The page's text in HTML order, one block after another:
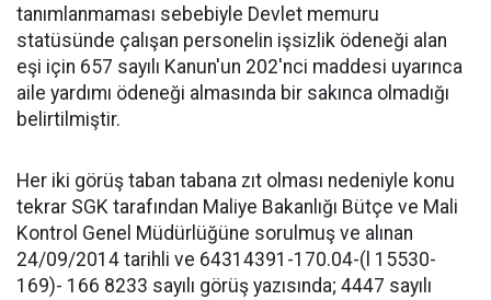
tanımlanmaması sebebiyle Devlet memuru
statüsünde çalışan personelin işsizlik ödeneği alan
eşi için 657 sayılı Kanun'un 202'nci maddesi uyarınca
aile yardımı ödeneği almasında bir sakınca olmadığı
belirtilmiştir.
Her iki görüş taban tabana zıt olması nedeniyle konu
tekrar SGK tarafından Maliye Bakanlığı Bütçe ve Mali
Kontrol Genel Müdürlüğüne sorulmuş ve alınan
24/09/2014 tarihli ve 64314391-170.04-(l 15530-
169)- 166 8233 sayılı görüş yazısında; 4447 sayılı